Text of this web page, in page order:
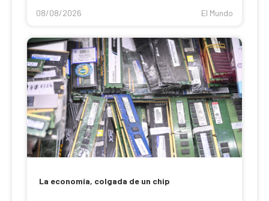
08/08/2026 El Mundo
La economía, colgada de un chip